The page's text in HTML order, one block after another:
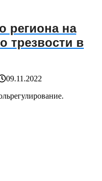
региона на
трезвости в
09.11.2022